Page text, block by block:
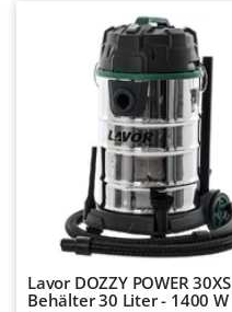
Tenco
Tineco
Titania
Tornado
Tre Spade
Trev - Abrek -
Trotec
Troy-Bilt
Lavor DOZZY POWER
Behälter 30 Liter - 1400 W